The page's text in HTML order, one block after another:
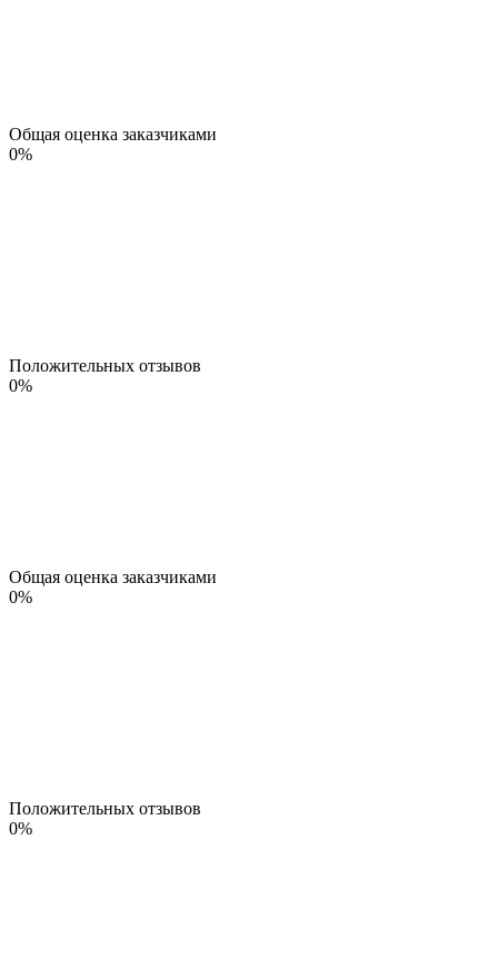
Общая оценка заказчиками
0%
Положительных отзывов
0%
Общая оценка заказчиками
0%
Положительных отзывов
0%